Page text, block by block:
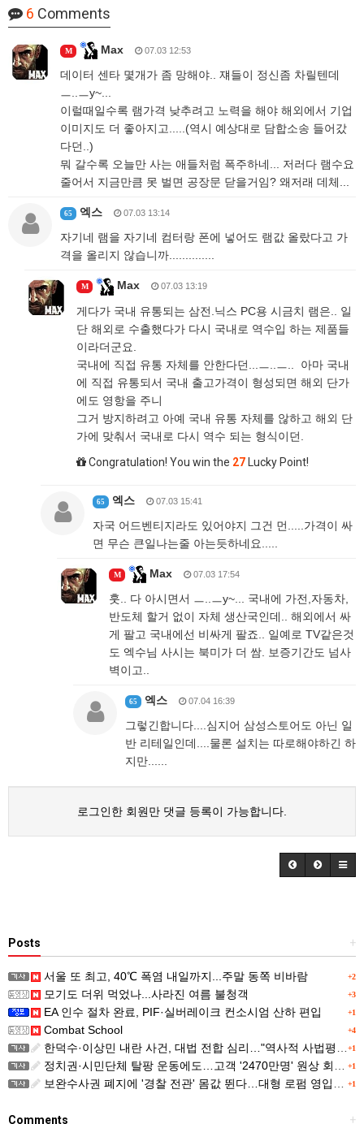
6 Comments
M Max 07.03 12:53
데이터 센타 몇개가 좀 망해야.. 쟤들이 정신좀 차릴텐데
ㅡ..ㅡy~...
이럴때일수록 램가격 낮추려고 노력을 해야 해외에서 기업
이미지도 더 좋아지고.....(역시 예상대로 담합소송 들어갔
다던..)
뭐 갈수록 오늘만 사는 애들처럼 폭주하네... 저러다 램수요
줄어서 지금만큼 못 벌면 공장문 닫을거임? 왜저래 데체...
65 엑스 07.03 13:14
자기네 램을 자기네 컴터랑 폰에 넣어도 램값 올랐다고 가
격을 올리지 않습니까..............
M Max 07.03 13:19
게다가 국내 유통되는 삼전.닉스 PC용 시금치 램은.. 일
단 해외로 수출했다가 다시 국내로 역수입 하는 제품들
이라더군요.
국내에 직접 유통 자체를 안한다던...ㅡ..ㅡ.. 아마 국내
에 직접 유통되서 국내 출고가격이 형성되면 해외 단가
에도 영항을 주니
그거 방지하려고 아예 국내 유통 자체를 않하고 해외 단
가에 맞춰서 국내로 다시 역수 되는 형식이던.
Congratulation! You win the 27Lucky Point!
65 엑스 07.03 15:41
자국 어드벤티지라도 있어야지 그건 먼.....가격이 싸
면 무슨 큰일나는줄 아는듯하네요.....
M Max 07.03 17:54
훗.. 다 아시면서 ㅡ..ㅡy~... 국내에 가전,자동차,
반도체 할거 없이 자체 생산국인데.. 해외에서 싸
게 팔고 국내에선 비싸게 팔죠.. 일예로 TV같은것
도 엑수님 사시는 북미가 더 쌈. 보증기간도 넘사
벽이고..
65 엑스 07.04 16:39
그렇긴합니다....심지어 삼성스토어도 아닌 일
반 리테일인데....물론 설치는 따로해야하긴 하
지만......
로그인한 회원만 댓글 등록이 가능합니다.
+
Posts
+2
서울 또 최고, 40℃ 폭염 내일까지...주말 동쪽 비바람
+3
모기도 더위 먹었나...사라진 여름 불청객
+1
EA 인수 절차 완료, PIF·실버레이크 컨소시엄 산하 편입
+4
Combat School
+1
한덕수·이상민 내란 사건, 대법 전합 심리…"역사적 사법평가"(종합)
+1
정치권·시민단체 탈팡 운동에도…고객 '2470만명' 원상 회복, "고물가에 돌팡"
+1
보완수사권 폐지에 '경찰 전관' 몸값 뛴다…대형 로펌 영입전쟁
+
Comments